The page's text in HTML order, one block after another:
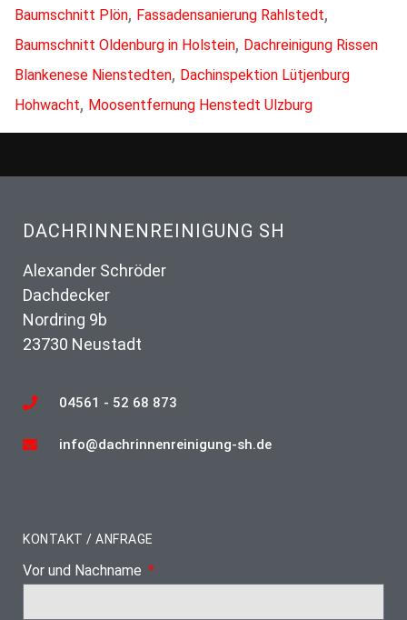
Baumschnitt Plön, Fassadensanierung Rahlstedt,
Baumschnitt Oldenburg in Holstein, Dachreinigung Rissen
Blankenese Nienstedten, Dachinspektion Lütjenburg
Hohwacht, Moosentfernung Henstedt Ulzburg
DACHRINNENREINIGUNG SH
Alexander Schröder
Dachdecker
Nordring 9b
23730 Neustadt
04561 - 52 68 873
info@dachrinnenreinigung-sh.de
KONTAKT / ANFRAGE
Vor und Nachname